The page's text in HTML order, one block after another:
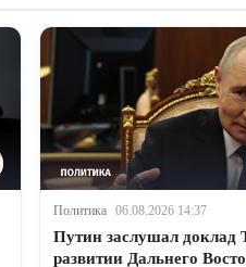
Политика 06.08.2026 14:37
Путин заслушал доклад
развитии Дальнего